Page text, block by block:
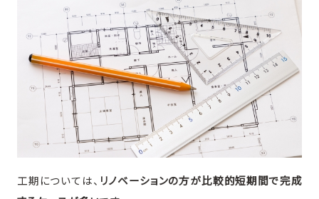
工期については、 リノベーションの方が比較的短期間で完成